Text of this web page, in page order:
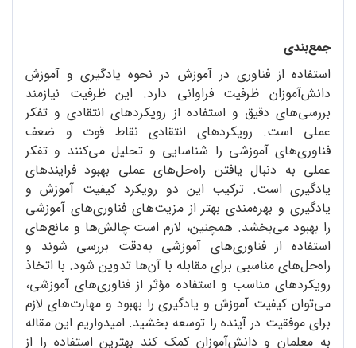
جمع‌بندی
استفاده از فناوری در آموزش در نحوه یادگیری و آموزش
دانش‌آموزان ظرفیت فراوانی دارد. این ظرفیت نیازمند
بررسی‌های دقیق و استفاده از رویکردهای انتقادی و تفکر
عملی است. رویکردهای انتقادی نقاط قوت و ضعف
فناوری‌های آموزشی را شناسایی و تحلیل می‌کنند و تفکر
عملی به دنبال یافتن راه‌حل‌های عملی بهبود فرایندهای
یادگیری است. ترکیب این دو رویکرد کیفیت آموزش و
یادگیری و بهره‌مندی بهتر از مزیت‌های فناوری‌های آموزشی
را بهبود می‌بخشد. همچنین، لازم است چالش‌ها و مانع‌های
استفاده از فناوری‌های آموزشی به‌دقت بررسی شوند و
راه‌حل‌های مناسبی برای مقابله با آن‌ها تدوین شود. با اتخاذ
رویکردهای مناسب و استفاده مؤثر از فناوری‌های آموزشی،
می‌توان کیفیت آموزش و یادگیری را بهبود و مهارت‌های لازم
برای موفقیت در آینده را توسعه بخشید. امیدواریم این مقاله
به معلمان و دانش‌آموزان کمک کند بهترین استفاده را از